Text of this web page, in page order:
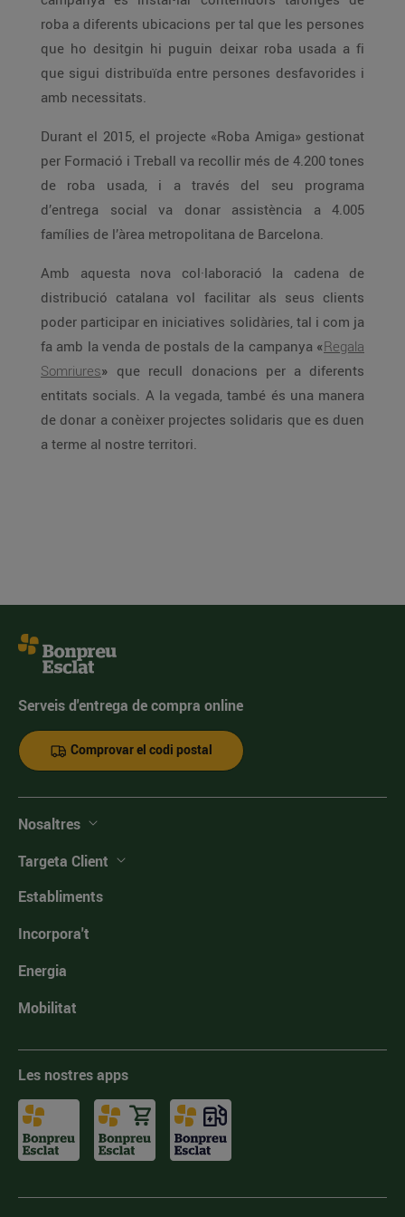
roba a diferents ubicacions per tal que les persones
que ho desitgin hi puguin deixar roba usada a fi
que sigui distribuïda entre persones desfavorides i
amb necessitats.
Durant el 2015, el projecte «Roba Amiga» gestionat
per Formació i Treball va recollir més de 4.200 tones
de roba usada, i a través del seu programa
d’entrega social va donar assistència a 4.005
famílies de l’àrea metropolitana de Barcelona.
Amb aquesta nova col·laboració la cadena de
distribució catalana vol facilitar als seus clients
poder participar en iniciatives solidàries, tal i com ja
fa amb la venda de postals de la campanya «Regala
Somriures» que recull donacions per a diferents
entitats socials. A la vegada, també és una manera
de donar a conèixer projectes solidaris que es duen
a terme al nostre territori.
Serveis d'entrega de compra online
Comprovar el codi postal
Nosaltres
Targeta Client
Establiments
Incorpora't
Energia
Mobilitat
Les nostres apps